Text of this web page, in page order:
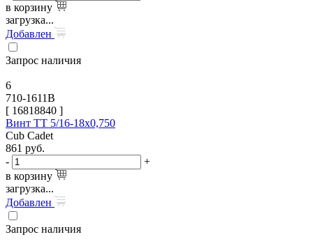
в корзину
загрузка...
Добавлен
Запрос наличия
6
710-1611B
[ 16818840 ]
Винт TT 5/16-18х0,750
Cub Cadet
861 руб.
-
+
в корзину
загрузка...
Добавлен
Запрос наличия